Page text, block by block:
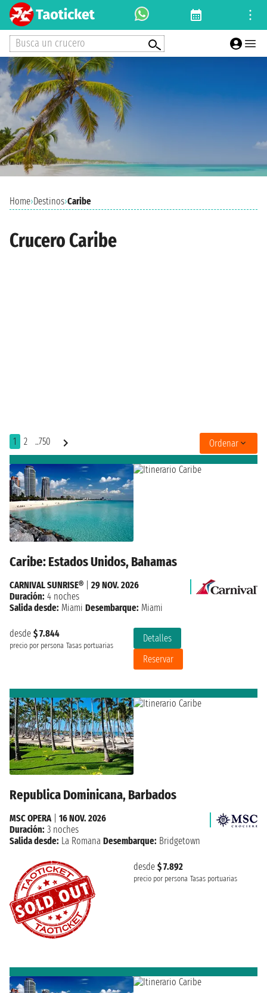
Busca un crucero
Home›Destinos›Caribe
Crucero Caribe
1 2 ..750 Ordenar
Caribe: Estados Unidos, Bahamas
desde $ 7.844
precio por persona Tasas portuarias
Detalles
Reservar
CARNIVAL SUNRISE®
29 NOV. 2026
Duración: 4 noches
Salida desde: Miami Desembarque: Miami
Republica Dominicana, Barbados
desde $ 7.892
precio por persona Tasas portuarias
MSC OPERA| 16 NOV. 2026
Duración: 3 noches
Salida desde: La Romana Desembarque: Bridgetown